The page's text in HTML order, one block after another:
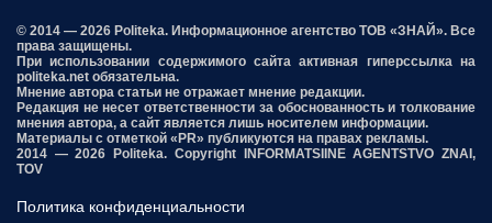
© 2014 — 2026 Politeka. Информационное агентство ТОВ «ЗНАЙ». Все
права защищены.
При использовании содержимого сайта активная гиперссылка на
politeka.net обязательна.
Мнение автора статьи не отражает мнение редакции.
Редакция не несет ответственности за обоснованность и толкование
мнения автора, а сайт является лишь носителем информации.
Материалы с отметкой «PR» публикуются на правах рекламы.
2014 — 2026 Politeka. Copyright INFORMATSIINE AGENTSTVO ZNAI,
TOV
Политика конфиденциальности